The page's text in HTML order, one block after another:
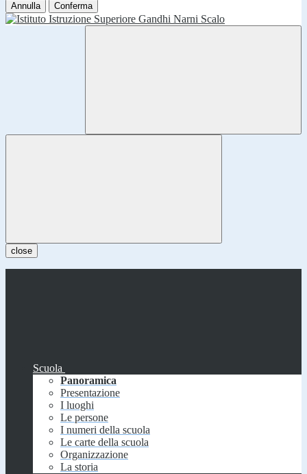
Annulla Conferma
close
Scuola
Panoramica
Presentazione
I luoghi
Le persone
I numeri della scuola
Le carte della scuola
Organizzazione
La storia